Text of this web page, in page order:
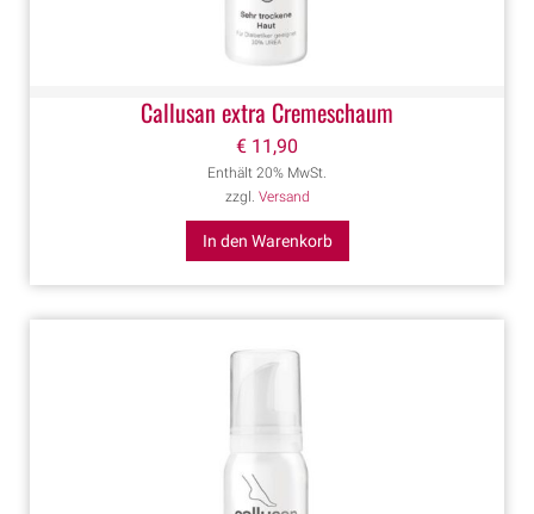
Callusan extra Cremeschaum
€ 11,90
Enthält 20% MwSt.
zzgl. Versand
In den Warenkorb